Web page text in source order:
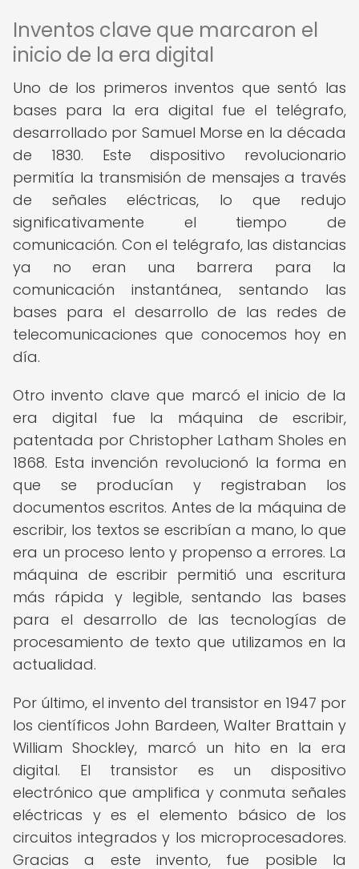
Inventos clave que marcaron el
inicio de la era digital
Uno de los primeros inventos que sentó las
bases para la era digital fue el telégrafo,
desarrollado por Samuel Morse en la década
de 1830. Este dispositivo revolucionario
permitía la transmisión de mensajes a través
de señales eléctricas, lo que redujo
significativamente el tiempo de
comunicación. Con el telégrafo, las distancias
ya no eran una barrera para la
comunicación instantánea, sentando las
bases para el desarrollo de las redes de
telecomunicaciones que conocemos hoy en
día.
Otro invento clave que marcó el inicio de la
era digital fue la máquina de escribir,
patentada por Christopher Latham Sholes en
1868. Esta invención revolucionó la forma en
que se producían y registraban los
documentos escritos. Antes de la máquina de
escribir, los textos se escribían a mano, lo que
era un proceso lento y propenso a errores. La
máquina de escribir permitió una escritura
más rápida y legible, sentando las bases
para el desarrollo de las tecnologías de
procesamiento de texto que utilizamos en la
actualidad.
Por último, el invento del transistor en 1947 por
los científicos John Bardeen, Walter Brattain y
William Shockley, marcó un hito en la era
digital. El transistor es un dispositivo
electrónico que amplifica y conmuta señales
eléctricas y es el elemento básico de los
circuitos integrados y los microprocesadores.
Gracias a este invento, fue posible la